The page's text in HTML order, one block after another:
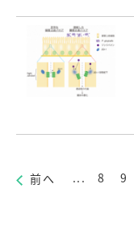
前へ ... 8 9